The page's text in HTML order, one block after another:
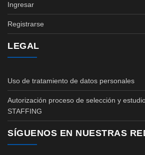
Ingresar
Registrarse
LEGAL
Uso de tratamiento de datos personales
Autorización proceso de selección y
STAFFING
SÍGUENOS EN NUESTRAS